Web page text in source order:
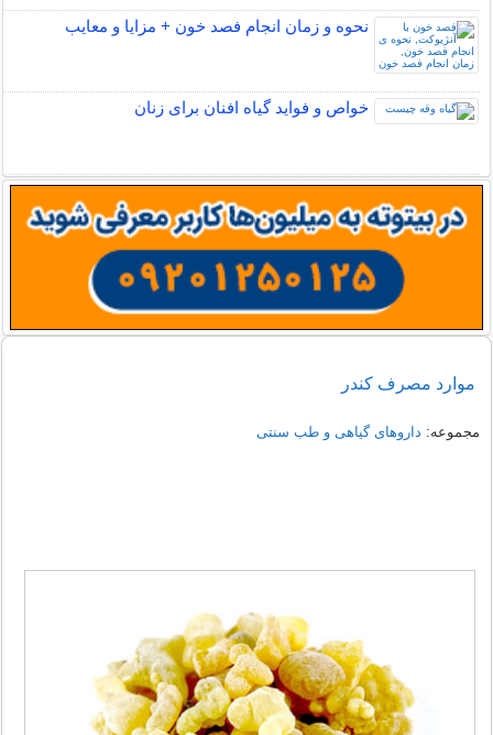
نحوه و زمان انجام فصد خون + مزایا و معایب
خواص و فواید گیاه افنان برای زنان
موارد مصرف کندر
مجموعه: داروهای گیاهی و طب سنتی